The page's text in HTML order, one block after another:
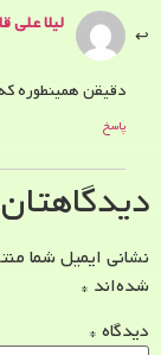
لیلا علی
دقیقن همینطوره
پاسخ
نشانی ایمیل شما
شده‌اند *
دیدگاه *